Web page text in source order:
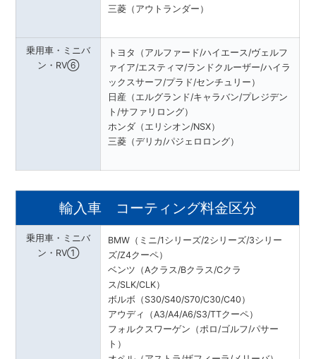
三菱（アウトランダー）
乗用車・ミニバ
ン・RV⑥
トヨタ（アルファード/ハイエース/ヴェルフ
ァイア/エスティマ/ランドクルーザー/ハイラ
ックスサーフ/プラド/センチュリー）
日産（エルグランド/キャラバン/プレジデン
ト/サファリロング）
ホンダ（エリシオン/NSX）
三菱（デリカ/パジェロロング）
輸入車 コーティング料金区分
乗用車・ミニバ
ン・RV①
BMW（ミニ/1シリーズ/2シリーズ/3シリー
ズ/Z4クーペ）
ベンツ（Aクラス/Bクラス/Cクラ
ス/SLK/CLK）
ボルボ（S30/S40/S70/C30/C40）
アウディ（A3/A4/A6/S3/TTクーペ）
フォルクスワーゲン（ポロ/ゴルフ/パサー
ト）